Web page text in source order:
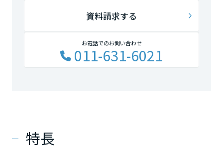
資料請求する
お電話でのお問い合わせ
011-631-6021
特長